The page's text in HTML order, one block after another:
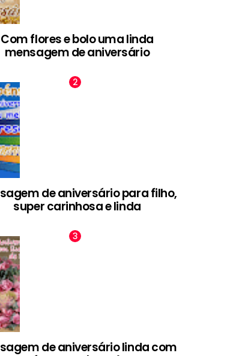
Com flores e bolo uma linda
mensagem de aniversário
de aniversário para filho,
super carinhosa e linda
de aniversário linda com